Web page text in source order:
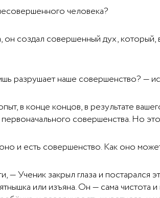
человека?
создал совершенный дух,
разрушает наше совершенство? —
в конце концов, в результате
совершенства. Но
и есть совершенство. Как оно
— Ученик закрыл глаза и постарался
или изъяна. Он — сама